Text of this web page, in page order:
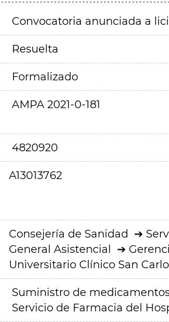
Convocatoria anunciada a
Resuelta
Formalizado
AMPA 2021-0-181
4820920
A13013762
Consejería de Sanidad
General Asistencial
Universitario Clínico San
Suministro de medicamentos
Servicio de Farmacia del